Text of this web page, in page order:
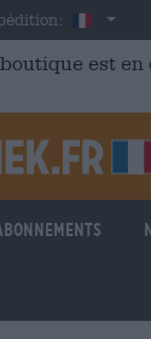
France
est en